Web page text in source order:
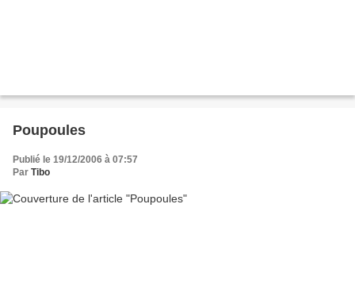
Poupoules
Publié le 19/12/2006 à 07:57
Par Tibo